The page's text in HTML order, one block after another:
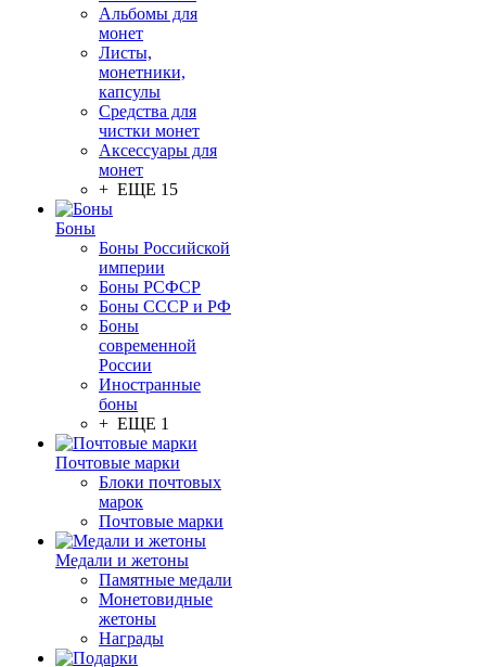
Альбомы для
монет
Листы,
монетники,
капсулы
Средства для
чистки монет
Аксессуары для
монет
+ ЕЩЕ 15
Боны
Боны Российской
империи
Боны РСФСР
Боны СССР и РФ
Боны
современной
России
Иностранные
боны
+ ЕЩЕ 1
Почтовые марки
Блоки почтовых
марок
Почтовые марки
Медали и жетоны
Памятные медали
Монетовидные
жетоны
Награды